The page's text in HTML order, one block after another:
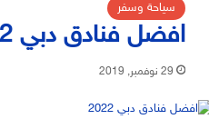
سياحة وسفر
افضل فنادق دبي 2022
29 نوفمبر, 2019